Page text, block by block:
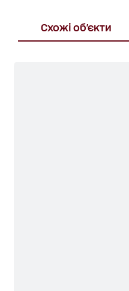
Схожі об'єкти